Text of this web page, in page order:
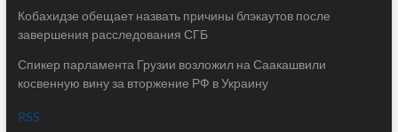
Кобахидзе обещает назвать причины блэкаутов после
завершения расследования СГБ
Спикер парламента Грузии возложил на Саакашвили
косвенную вину за вторжение РФ в Украину
RSS